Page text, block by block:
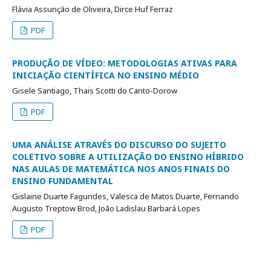
Flávia Assunção de Oliveira, Dirce Huf Ferraz
PDF
PRODUÇÃO DE VÍDEO: METODOLOGIAS ATIVAS PARA
INICIAÇÃO CIENTÍFICA NO ENSINO MÉDIO
Gisele Santiago, Thais Scotti do Canto-Dorow
PDF
UMA ANÁLISE ATRAVÉS DO DISCURSO DO SUJEITO
COLETIVO SOBRE A UTILIZAÇÃO DO ENSINO HÍBRIDO
NAS AULAS DE MATEMÁTICA NOS ANOS FINAIS DO
ENSINO FUNDAMENTAL
Gislaine Duarte Fagundes, Valesca de Matos Duarte, Fernando
Augusto Treptow Brod, João Ladislau Barbará Lopes
PDF